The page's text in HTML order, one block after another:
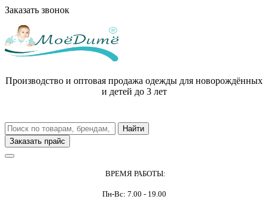
Заказать звонок
Производство и оптовая продажа одежды для новорождённых
и детей до 3 лет
Заказать прайс
ВРЕМЯ РАБОТЫ:
Пн-Вс: 7.00 - 19.00